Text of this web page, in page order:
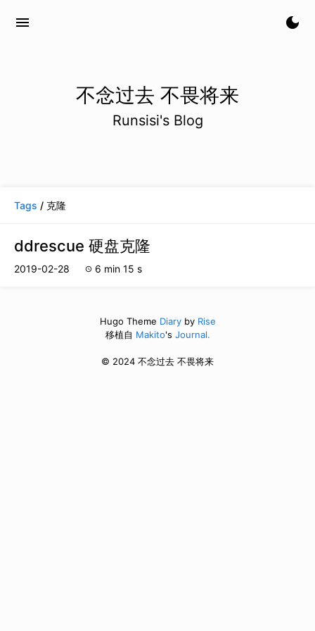
menu dark_mode
不念过去 不畏将来
Runsisi's Blog
Tags / 克隆
ddrescue 硬盘克隆
2019-02-28 schedule 6 min 15 s
Hugo Theme Diaryby Rise
移植自 Makito's Journal.
© 2024 不念过去 不畏将来